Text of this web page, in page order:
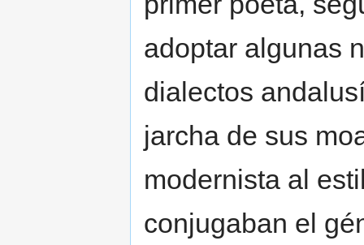
adoptar algunas
dialectos
jarcha de sus
modernista al
conjugaban el